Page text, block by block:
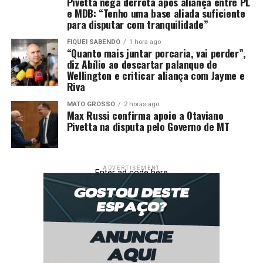
(IFSul), em parceria com os Institutos Federais Sul de
Minas (IFSULDEMINAS) e do Sertão Pernambucano
(IFSertãoPE).
*Com supervisão de Téo Meneses.
Fonte:Governo MT – MT
Comentários
RELATED TOPICS: DESTAQUE ENCONTRO
MATO
MATO-GROSSO
MATOGROSSO
MULHERES
NACIONAL
PARTICIPA PROGRAMA SECITECI
TCE-MT e TJMT realizam Seminário Internacional de
Direito Financeiro e Tributário
e MDB: “Tenho uma base aliada suficiente
para disputar com tranquilidade”
FIQUEI SABENDO 1 hora ago
“Quanto mais juntar porcaria, vai perder”,
diz Abílio ao descartar palanque de
Wellington e criticar aliança com Jayme e
Riva
MATO GROSSO 2 horas ago
Max Russi confirma apoio a Otaviano
Pivetta na disputa pelo Governo de MT
ADVERTISEMENT
Enter ad code here